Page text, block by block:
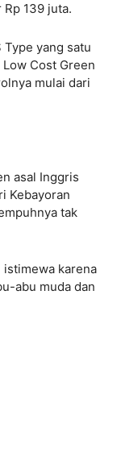
139 juta.
yang satu
Cost Green
mulai dari
asal Inggris
Kebayoran
tak
istimewa karena
abu muda dan